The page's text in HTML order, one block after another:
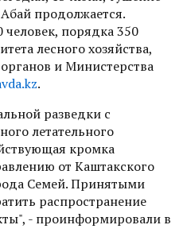
продолжается.
человек, порядка 350
лесного хозяйства,
и Министерства
.
разведки с
летательного
кромка
от Каштакского
Семей. Принятыми
распространение
- проинформировали в